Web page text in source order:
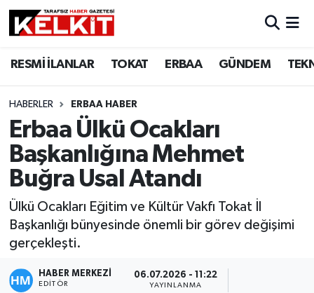
RESMİ İLANLAR TOKAT ERBAA GÜNDEM
HABERLER ERBAA HABER
Erbaa Ülkü Ocakları
Başkanlığına Mehmet
Buğra Usal Atandı
Ülkü Ocakları Eğitim ve Kültür Vakfı Tokat İl
Başkanlığı bünyesinde önemli bir görev değişimi
gerçekleşti.
HABER MERKEZİ
EDITÖR
06.07.2026 - 11:22
YAYINLANMA